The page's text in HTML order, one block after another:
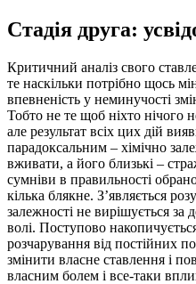
Стадія друга:
Критичний аналіз свого
те наскільки потрібно щось
впевненість у неминучості
Тобто не те щоб ніхто нічого
але результат всіх цих дій
парадоксальним – хімічно
вживати, а його близькі –
сумніви в правильності
кілька блякне. З’являється
залежності не вирішується
волі. Поступово
розчарування від постійних
змінити власне ставлення і
власним болем і все-таки